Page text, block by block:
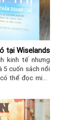
tại Wiselands
kinh tế nhưng
5 cuốn sách nổi
thể đọc miễn